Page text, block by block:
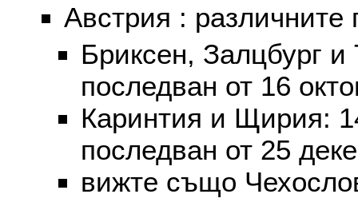
Австрия :
Бриксен, Залцбург
последван от 16
Каринтия и Щирия:
последван от 25
вижте също